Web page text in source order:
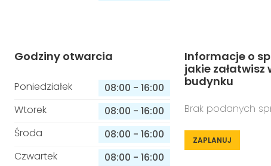
Godziny otwarcia
Poniedziałek 08:00 - 16:00
Wtorek
08:00 - 16:00
Środa
08:00 - 16:00
Czwartek
08:00 - 16:00
Informacje o
jakie załatwisz
budynku
Brak podanych
ZAPLANUJ